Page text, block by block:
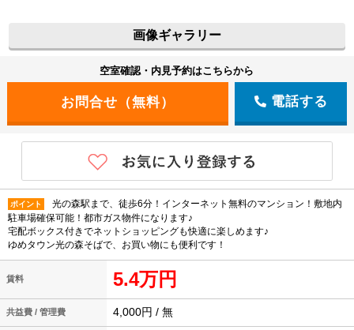
画像ギャラリー
空室確認・内見予約はこちらから
電話する
ポイント
光の森駅まで、徒歩6分！インターネット無料のマンション！敷地内
駐車場確保可能！都市ガス物件になります♪
宅配ボックス付きでネットショッピングも快適に楽しめます♪
ゆめタウン光の森そばで、お買い物にも便利です！
賃料 5.4万円
共益費 / 管理費 4,000円 / 無